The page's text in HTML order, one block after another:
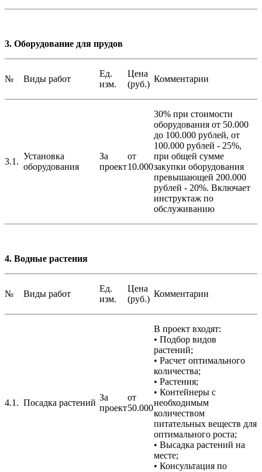
3. Оборудование для прудов
№ Виды работ
Ед.
изм.
Цена
(руб.)
Комментарии
3.1.
Установка
оборудования
За
проект
от
10.000
30% при стоимости
оборудования от 50.000
до 100.000 рублей, от
100.000 рублей - 25%,
при общей сумме
закупки оборудования
превышающей 200.000
рублей - 20%. Включает
инструктаж по
обслуживанию
4. Водные растения
№ Виды работ
Ед.
изм.
Цена
(руб.)
Комментарии
4.1. Посадка растений
За
проект
от
50.000
В проект входят:
• Подбор видов
растений;
• Расчет оптимального
количества;
• Растения;
• Контейнеры с
необходимым
количеством
питательных веществ для
оптимального роста;
• Высадка растений на
месте;
• Консультация по